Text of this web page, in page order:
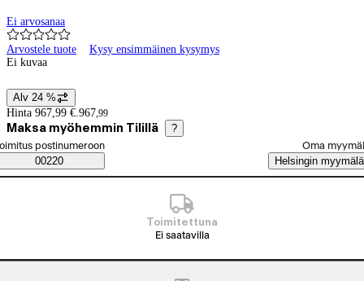
Ei arvosanaa
Arvostele tuote Kysy ensimmäinen kysymys
Ei kuvaa
Hintatiedot
Alv 24 %
Hinta 967,99 €. 967,99
Maksa myöhemmin Tilillä ?
Saatavuustiedot
tilaustapa
postinumeroon
00220
Oma
Helsingin myymälä
Toimitettuna
Ei saatavilla